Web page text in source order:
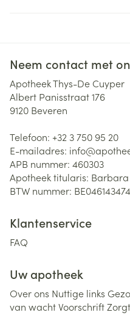
Neem contact met
Apotheek Thys-De Cuyper
Albert Panisstraat 176
9120 Beveren
Telefoon: +32 3 750 95 20
E-mailadres: info@
APB nummer: 460303
Apotheek titularis:
BTW nummer:
Klantenservice
FAQ
Uw apotheek
Over ons Nuttige links
van wachtVoorschrift